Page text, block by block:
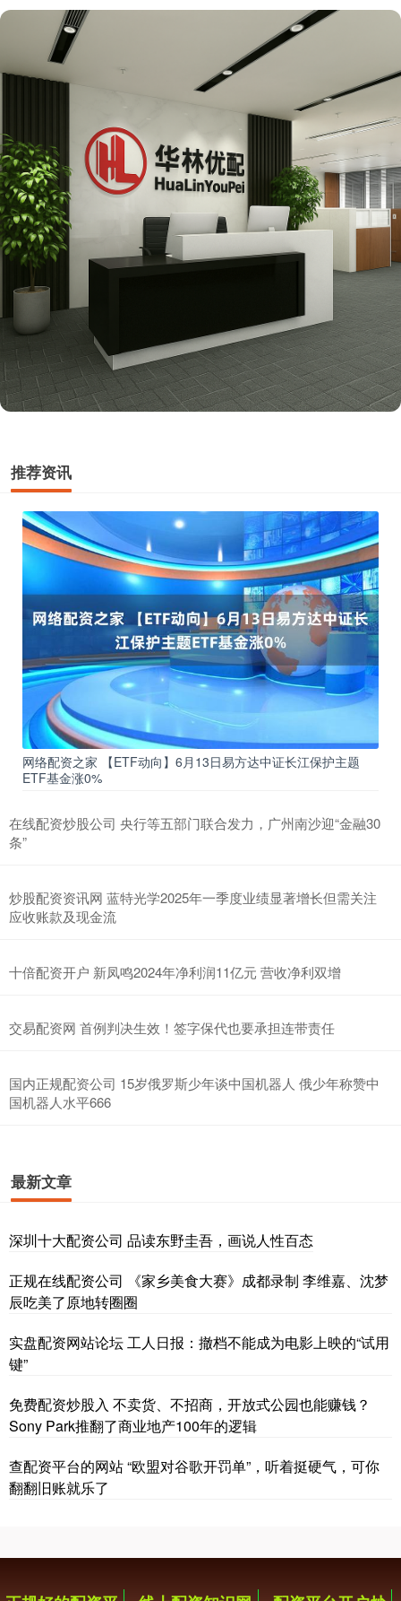
推荐资讯
网络配资之家 【ETF动向】6月13日易方达中证长江保护主题
ETF基金涨0%
在线配资炒股公司 央行等五部门联合发力，广州南沙迎“金融30
条”
炒股配资资讯网 蓝特光学2025年一季度业绩显著增长但需关注
应收账款及现金流
十倍配资开户 新凤鸣2024年净利润11亿元 营收净利双增
交易配资网 首例判决生效！签字保代也要承担连带责任
国内正规配资公司 15岁俄罗斯少年谈中国机器人 俄少年称赞中
国机器人水平666
最新文章
深圳十大配资公司 品读东野圭吾，画说人性百态
正规在线配资公司 《家乡美食大赛》成都录制 李维嘉、沈梦
辰吃美了原地转圈圈
实盘配资网站论坛 工人日报：撤档不能成为电影上映的“试用
键”
免费配资炒股入 不卖货、不招商，开放式公园也能赚钱？
Sony Park推翻了商业地产100年的逻辑
查配资平台的网站 “欧盟对谷歌开罚单”，听着挺硬气，可你
翻翻旧账就乐了